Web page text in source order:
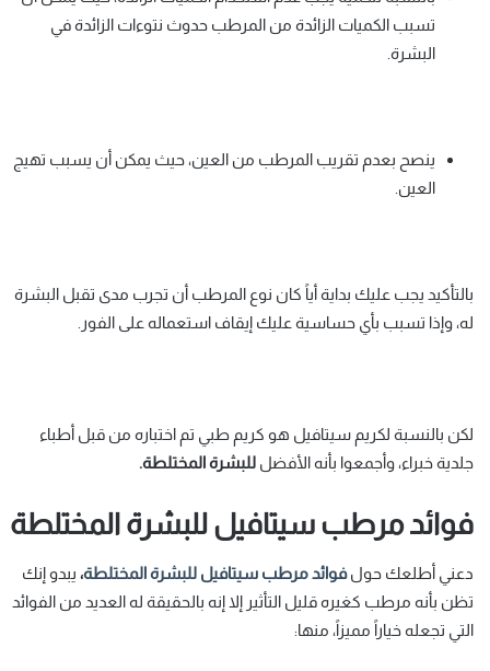
تسبب الكميات الزائدة من المرطب حدوث نتوءات الزائدة في
البشرة.
ينصح بعدم تقريب المرطب من العين، حيث يمكن أن يسبب تهيج
العين.
بالتأكيد يجب عليك بداية أياً كان نوع المرطب أن تجرب مدى تقبل البشرة
له، وإذا تسبب بأي حساسية عليك إيقاف استعماله على الفور.
لكن بالنسبة لكريم سيتافيل هو كريم طبي تم اختباره من قبل أطباء
جلدية خبراء، وأجمعوا بأنه الأفضل للبشرة المختلطة.
فوائد مرطب سيتافيل للبشرة المختلطة
دعني أطلعك حولفوائد مرطب سيتافيل للبشرة المختلطة، يبدو إنك
تظن بأنه مرطب كغيره قليل التأثير إلا إنه بالحقيقة له العديد من الفوائد
التي تجعله خياراً مميزاً، منها: